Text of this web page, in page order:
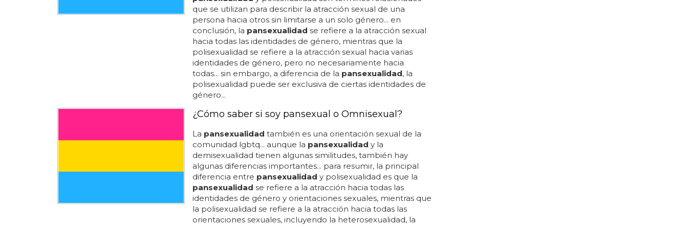
que se utilizan para describir la atracción sexual de una
persona hacia otros sin limitarse a un solo género... en
conclusión, la pansexualidad se refiere a la atracción sexual
hacia todas las identidades de género, mientras que la
polisexualidad se refiere a la atracción sexual hacia varias
identidades de género, pero no necesariamente hacia
todas... sin embargo, a diferencia de la pansexualidad, la
polisexualidad puede ser exclusiva de ciertas identidades de
género...
¿Cómo saber si soy pansexual o Omnisexual?
La pansexualidad también es una orientación sexual de la
comunidad lgbtq... aunque la pansexualidad y la
demisexualidad tienen algunas similitudes, también hay
algunas diferencias importantes... para resumir, la principal
diferencia entre pansexualidad y polisexualidad es que la
pansexualidad se refiere a la atracción hacia todas las
identidades de género y orientaciones sexuales, mientras que
la polisexualidad se refiere a la atracción hacia todas las
orientaciones sexuales, incluyendo la heterosexualidad, la